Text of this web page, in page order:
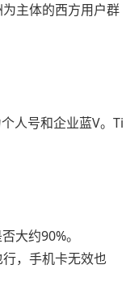
主体的西方用户群
人号和企业蓝V。Ti
大约90%。
，手机卡无效也